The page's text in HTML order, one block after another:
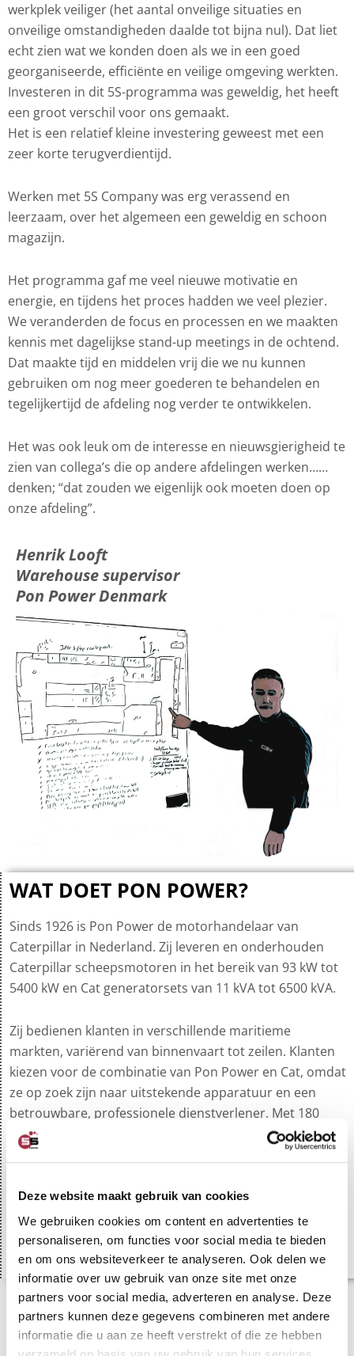
Deze website maakt gebruik van cookies
We gebruiken cookies om content en advertenties te
personaliseren, om functies voor social media te bieden
en om ons websiteverkeer te analyseren. Ook delen we
informatie over uw gebruik van onze site met onze
partners voor social media, adverteren en analyse. Deze
partners kunnen deze gegevens combineren met andere
informatie die u aan ze heeft verstrekt of die ze hebben
werkplek veiliger (het aantal onveilige situaties en
onveilige omstandigheden daalde tot bijna nul). Dat liet
echt zien wat we konden doen als we in een goed
georganiseerde, efficiënte en veilige omgeving werkten.
Investeren in dit 5S-programma was geweldig, het heeft
een groot verschil voor ons gemaakt.
Het is een relatief kleine investering geweest met een
zeer korte terugverdientijd.
Werken met 5S Company was erg verassend en
leerzaam, over het algemeen een geweldig en schoon
magazijn.
Het programma gaf me veel nieuwe motivatie en
energie, en tijdens het proces hadden we veel plezier.
We veranderden de focus en processen en we maakten
kennis met dagelijkse stand-up meetings in de ochtend.
Dat maakte tijd en middelen vrij die we nu kunnen
gebruiken om nog meer goederen te behandelen en
tegelijkertijd de afdeling nog verder te ontwikkelen.
Het was ook leuk om de interesse en nieuwsgierigheid te
zien van collega’s die op andere afdelingen werken……
denken; “dat zouden we eigenlijk ook moeten doen op
onze afdeling”.
Henrik Looft
Warehouse supervisor
Pon Power Denmark
WAT DOET PON POWER?
Sinds 1926 is Pon Power de motorhandelaar van
Caterpillar in Nederland. Zij leveren en onderhouden
Caterpillar scheepsmotoren in het bereik van 93 kW tot
5400 kW en Cat generatorsets van 11 kVA tot 6500 kVA.
Zij bedienen klanten in verschillende maritieme
markten, variërend van binnenvaart tot zeilen. Klanten
kiezen voor de combinatie van Pon Power en Cat, omdat
ze op zoek zijn naar uitstekende apparatuur en een
betrouwbare, professionele dienstverlener. Met 180
service-ingenieurs, 6 lokale kantoren in Nederland en
een wereldwijd netwerk van Caterpillar kunnen ze hun
waar of wanneer.
Website Pon Power
Vorige Klantervaring – Motraclinde Klantervaring – FNG Group